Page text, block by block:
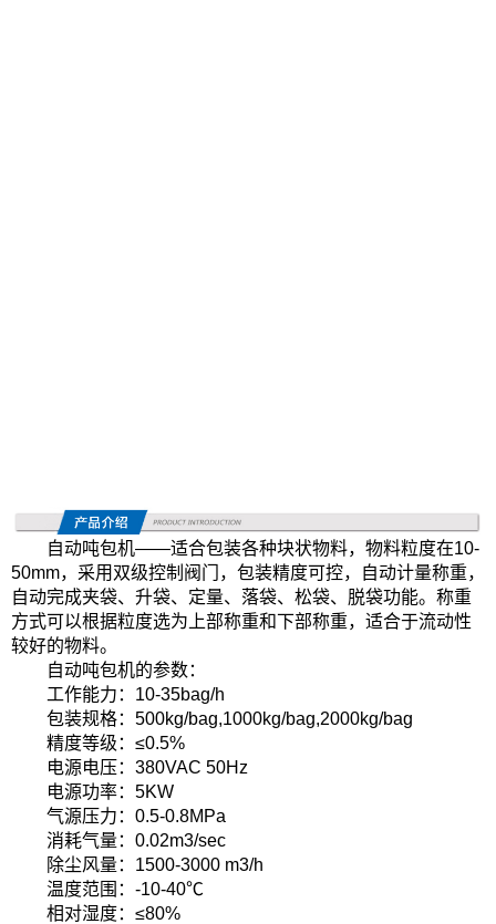
自动吨包机——适合包装各种块状物料，物料粒度在10-
50mm，采用双级控制阀门，包装精度可控，自动计量称重，
自动完成夹袋、升袋、定量、落袋、松袋、脱袋功能。称重
方式可以根据粒度选为上部称重和下部称重，适合于流动性
较好的物料。
自动吨包机的参数：
工作能力： 10-35bag/h
包装规格： 500kg/bag,1000kg/bag,2000kg/bag
精度等级： ≤0.5%
电源电压： 380VAC 50Hz
电源功率： 5KW
气源压力： 0.5-0.8MPa
消耗气量： 0.02m3/sec
除尘风量： 1500-3000 m3/h
温度范围： -10-40℃
相对湿度： ≤80%